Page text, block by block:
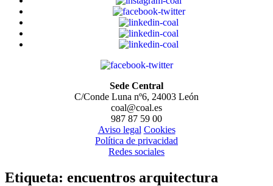
Sede Central
C/Conde Luna nº6, 24003 León
coal@coal.es
987 87 59 00
Aviso legal Cookies
Política de privacidad
Redes sociales
Etiqueta: encuentros arquitectura